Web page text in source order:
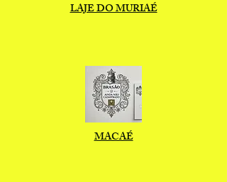
LAJE DO MURIAÉ
MACAÉ